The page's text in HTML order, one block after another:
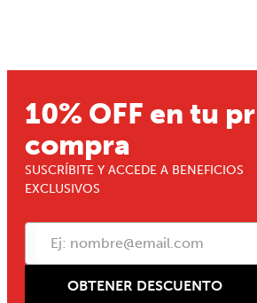
10% OFF en tu
compra
SUSCRÍBITE Y ACCEDE A BENEFICIOS
EXCLUSIVOS
OBTENER DESCUENTO